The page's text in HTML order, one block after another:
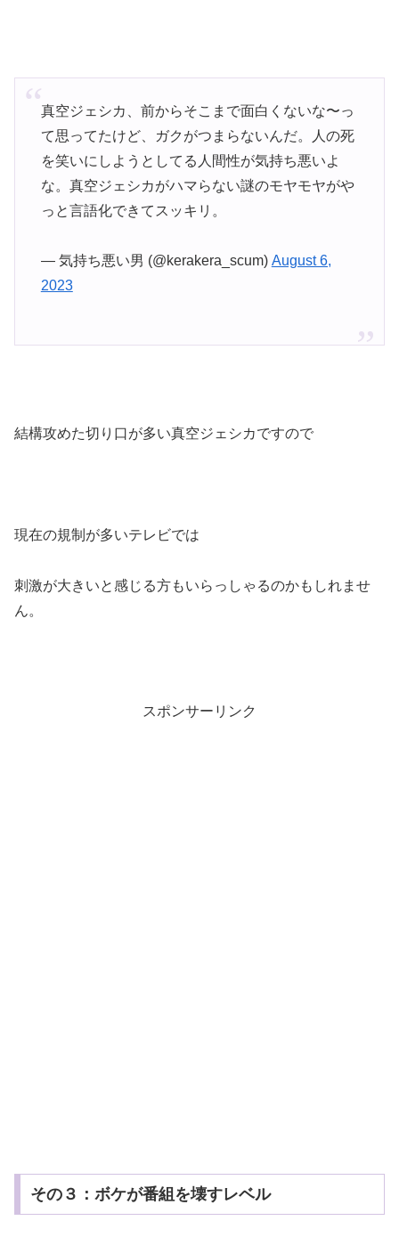
真空ジェシカ、前からそこまで面白くないな〜っ
て思ってたけど、ガクがつまらないんだ。人の死
を笑いにしようとしてる人間性が気持ち悪いよ
な。真空ジェシカがハマらない謎のモヤモヤがや
っと言語化できてスッキリ。
— 気持ち悪い男 (@kerakera_scum) August 6,
2023
結構攻めた切り口が多い真空ジェシカですので
現在の規制が多いテレビでは
刺激が大きいと感じる方もいらっしゃるのかもしれませ
ん。
スポンサーリンク
その３：ボケが番組を壊すレベル